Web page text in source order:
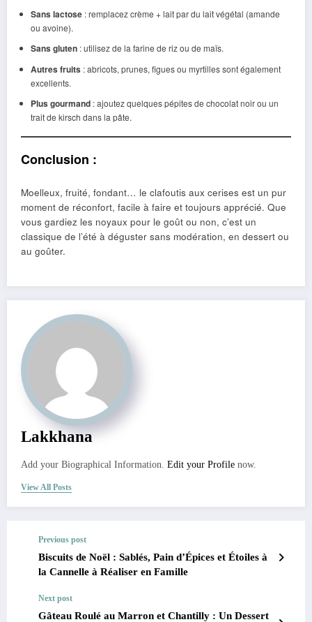
Sans lactose: remplacez crème + lait par du lait végétal (amande
ou avoine).
Sans gluten: utilisez de la farine de riz ou de maïs.
Autres fruits : abricots, prunes, figues ou myrtilles sont également
excellents.
Plus gourmand: ajoutez quelques pépites de chocolat noir ou un
trait de kirsch dans la pâte.
Conclusion :
Moelleux, fruité, fondant… le clafoutis aux cerises est un pur
moment de réconfort, facile à faire et toujours apprécié. Que
vous gardiez les noyaux pour le goût ou non, c’est un
classique de l’été à déguster sans modération, en dessert ou
au goûter.
Lakkhana
Add your Biographical Information. Edit your Profile now.
View All Posts
Previous post
Biscuits de Noël : Sablés, Pain d’Épices et Étoiles à
la Cannelle à Réaliser en Famille
Next post
Gâteau Roulé au Marron et Chantilly : Un Dessert